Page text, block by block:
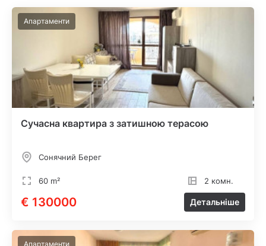
Апартаменти
Сучасна квартира з затишною терасою
Сонячний Берег
60 m² 2 комн.
€ 130000 Детальніше
Апартаменти